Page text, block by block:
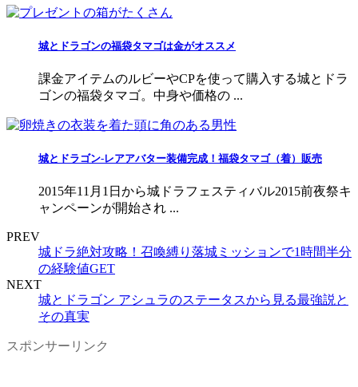
城とドラゴンの福袋タマゴは金がオススメ
課金アイテムのルビーやCPを使って購入する城とドラ
ゴンの福袋タマゴ。中身や価格の ...
城とドラゴン-レアアバター装備完成！福袋タマゴ（着）販売
2015年11月1日から城ドラフェスティバル2015前夜祭キ
ャンペーンが開始され ...
PREV
城ドラ絶対攻略！召喚縛り落城ミッションで1時間半分
の経験値GET
NEXT
城とドラゴン アシュラのステータスから見る最強説と
その真実
スポンサーリンク